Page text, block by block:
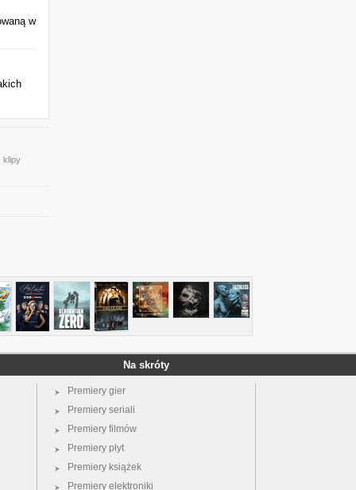
w
klipy
Na skróty
Premiery gier
Premiery seriali
Premiery filmów
Premiery płyt
Premiery książek
Premiery elektroniki